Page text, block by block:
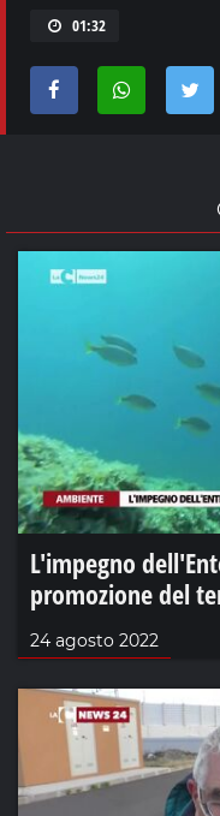
01:32
L'impegno
promozione del
24 agosto 2022